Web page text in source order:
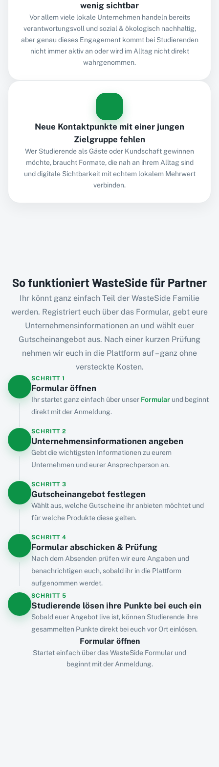
wenig sichtbar
Vor allem viele lokale Unternehmen handeln bereits
verantwortungsvoll und sozial & ökologisch nachhaltig,
aber genau dieses Engagement kommt bei Studierenden
nicht immer aktiv an oder wird im Alltag nicht direkt
wahrgenommen.
Neue Kontaktpunkte mit einer jungen
Zielgruppe fehlen
Wer Studierende als Gäste oder Kundschaft gewinnen
möchte, braucht Formate, die nah an ihrem Alltag sind
und digitale Sichtbarkeit mit echtem lokalem Mehrwert
verbinden.
So funktioniert WasteSide für Partner
Ihr könnt ganz einfach Teil der WasteSide Familie
werden. Registriert euch über das Formular, gebt eure
Unternehmensinformationen an und wählt euer
Gutscheinangebot aus. Nach einer kurzen Prüfung
nehmen wir euch in die Plattform auf – ganz ohne
versteckte Kosten.
Formular öffnen
Startet einfach über das WasteSide Formular und
beginnt mit der Anmeldung.
SCHRITT 1
Formular öffnen
Ihr startet ganz einfach über unser Formular und beginnt
direkt mit der Anmeldung.
SCHRITT 2
Unternehmensinformationen angeben
Gebt die wichtigsten Informationen zu eurem
Unternehmen und eurer Ansprechperson an.
SCHRITT 3
Gutscheinangebot festlegen
Wählt aus, welche Gutscheine ihr anbieten möchtet und
für welche Produkte diese gelten.
SCHRITT 4
Formular abschicken & Prüfung
Nach dem Absenden prüfen wir eure Angaben und
benachrichtigen euch, sobald ihr in die Plattform
aufgenommen werdet.
SCHRITT 5
Studierende lösen ihre Punkte bei euch ein
Sobald euer Angebot live ist, können Studierende ihre
gesammelten Punkte direkt bei euch vor Ort einlösen.